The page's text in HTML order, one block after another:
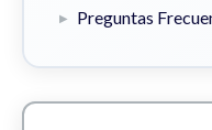
Preguntas